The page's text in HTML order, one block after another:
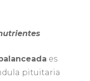
es
pituitaria